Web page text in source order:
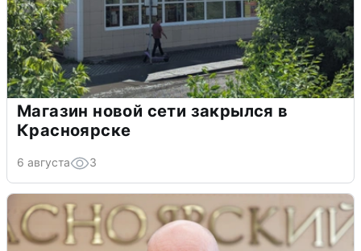
Магазин новой сети закрылся в
Красноярске
6 августа 3